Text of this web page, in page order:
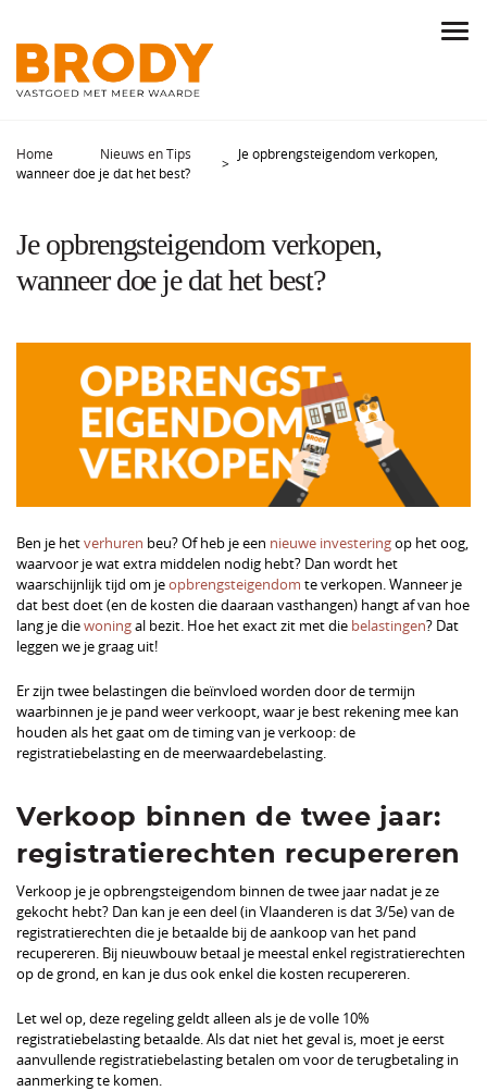
Home Nieuws en Tips
Je opbrengsteigendom verkopen,
wanneer doe je dat het best?
Je opbrengsteigendom verkopen,
wanneer doe je dat het best?
Ben je hetverhuren beu? Of heb je een nieuwe investeringop het oog,
waarvoor je wat extra middelen nodig hebt? Dan wordt het
waarschijnlijk tijd om jeopbrengsteigendom te verkopen. Wanneer je
dat best doet (en de kosten die daaraan vasthangen) hangt af van hoe
lang je diewoningal bezit. Hoe het exact zit met die belastingen? Dat
leggen we je graag uit!
Er zijn twee belastingen die beïnvloed worden door de termijn
waarbinnen je je pand weer verkoopt, waar je best rekening mee kan
houden als het gaat om de timing van je verkoop: de
registratiebelasting en de meerwaardebelasting.
Verkoop binnen de twee jaar:
registratierechten recupereren
Verkoop je je opbrengsteigendom binnen de twee jaar nadat je ze
gekocht hebt? Dan kan je een deel (in Vlaanderen is dat 3/5e) van de
registratierechten die je betaalde bij de aankoop van het pand
recupereren. Bij nieuwbouw betaal je meestal enkel registratierechten
op de grond, en kan je dus ook enkel die kosten recupereren.
Let wel op, deze regeling geldt alleen als je de volle 10%
registratiebelasting betaalde. Als dat niet het geval is, moet je eerst
aanvullende registratiebelasting betalen om voor de terugbetaling in
aanmerking te komen.